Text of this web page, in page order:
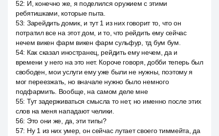
52: И, конечно же, я поделился оружием с этими
ребятишками, которые пыта.
53: Зарейдить домик, и тут 1 из них говорит то, что он
потратил все на этот дом, и то, что рейдить ему сейчас
нечем викен фарм викен фарм сульфур, тд бум бум.
54: Как сказал иностранец, рейдить ему нечем, да и
времени у него на это нет. Короче говоря, добби теперь был
свободен, мои услуги ему уже были не нужны, поэтому я
мог переезжать, но вначале нужно было немного
подфармить. Вообще, на самом деле мне
55: Тут задерживаться смысла то нет, но именно после этих
слов на меня нападают челики.
56: Это они же, да, эти типы?
57: Ну 1 из них умер, он сейчас лутает своего тиммейта, да